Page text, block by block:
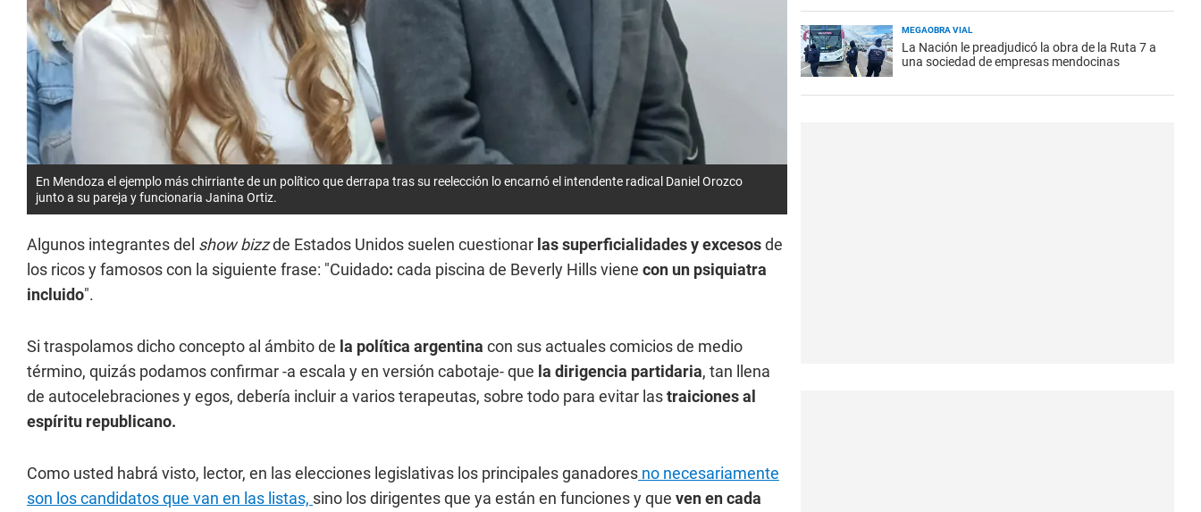
En Mendoza el ejemplo más chirriante de un político que derrapa tras su reelección lo encarnó el intendente radical Daniel Orozco
junto a su pareja y funcionaria Janina Ortiz.
Algunos integrantes del show bizzde Estados Unidos suelen cuestionar las superficialidades y excesosde
los ricos y famosos con la siguiente frase: "Cuidado: cada piscina de Beverly Hills viene con un psiquiatra
incluido".
Si traspolamos dicho concepto al ámbito de la política argentina con sus actuales comicios de medio
término, quizás podamos confirmar -a escala y en versión cabotaje- que la dirigencia partidaria, tan llena
de autocelebraciones y egos, debería incluir a varios terapeutas, sobre todo para evitar lastraiciones al
espíritu republicano.
Como usted habrá visto, lector, en las elecciones legislativas los principales ganadores no necesariamente
son los candidatos que van en las listas, sino los dirigentes que ya están en funciones y que ven en cada
MEGAOBRA VIAL
La Nación le preadjudicó la obra de la Ruta 7 a
una sociedad de empresas mendocinas